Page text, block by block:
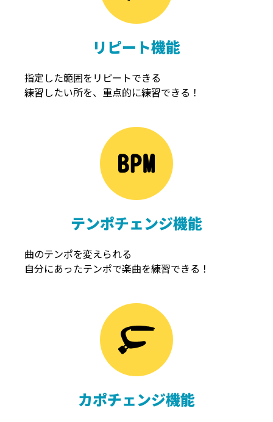
リピート機能
指定した範囲をリピートできる
練習したい所を、重点的に練習できる！
テンポチェンジ機能
曲のテンポを変えられる
自分にあったテンポで楽曲を練習できる！
カポチェンジ機能